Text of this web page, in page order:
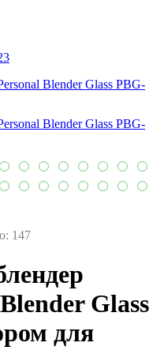
147
Glass
для